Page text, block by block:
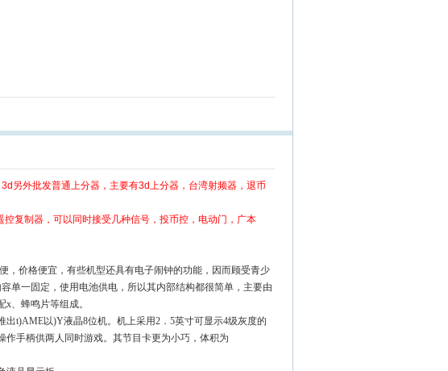
另外批发普通上分器，主要有3d上分器，台湾射频器，退币
复制器，可以同时接受几种信号，投币控，电动门，广本
价格便宜，有些机型还具有电子闹钟的功能，因而顾受青少
单一固定，使用电池供电，所以其内部结构都很简单，主要由
x、蜂鸣片等组成。
出t)AME以)Y液晶8位机。机上采用2 ． 5英寸可显示4级灰度的
手柄供两人同时游戏。其节目卡更为小巧，体积为